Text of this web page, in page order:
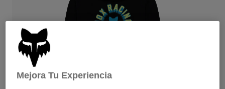
Pantalones largos
Pantalones cortos
Chaquetas y chalecos
Pantalones
Guantes
Ver todo
Mujer
Gafas de Protección
Calcetines
Ver todo
Mejora Tu Experiencia